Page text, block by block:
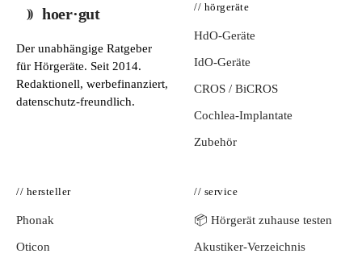
hoer·gut
Der unabhängige Ratgeber
für Hörgeräte. Seit 2014.
Redaktionell, werbefinanziert,
datenschutz-freundlich.
// hörgeräte
HdO-Geräte
IdO-Geräte
CROS / BiCROS
Cochlea-Implantate
Zubehör
// hersteller
Phonak
Oticon
// service
📦 Hörgerät zuhause testen
Akustiker-Verzeichnis